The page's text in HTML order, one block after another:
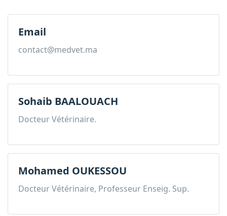
Email
contact@medvet.ma
Sohaib BAALOUACH
Docteur Vétérinaire.
Mohamed OUKESSOU
Docteur Vétérinaire, Professeur Enseig. Sup.